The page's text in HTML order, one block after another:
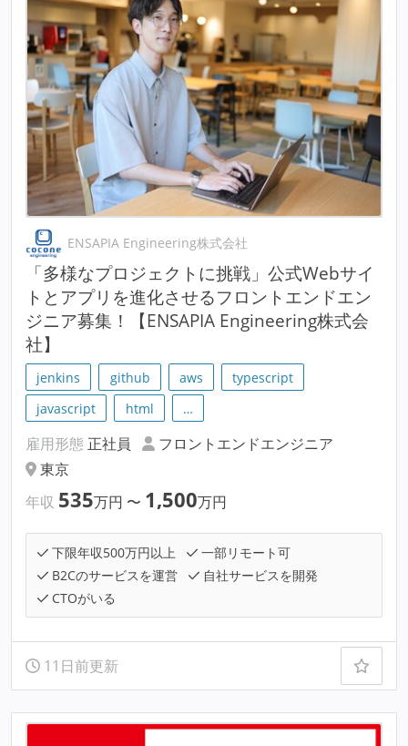
ENSAPIA Engineering株式会社
「多様なプロジェクトに挑戦」公式Webサイ
トとアプリを進化させるフロントエンドエン
ジニア募集！【ENSAPIA Engineering株式会
社】
jenkins github aws
typescript
javascript
html …
雇用形態 正社員
フロントエンドエンジニア
東京
年収 535万円 〜 1,500万円
下限年収500万円以上
一部リモート可
B2Cのサービスを運営
自社サービスを開発
CTOがいる
11日前更新